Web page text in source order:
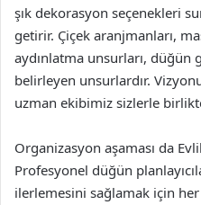
şık dekorasyon seçenekleri
getirir. Çiçek aranjmanları,
aydınlatma unsurları, düğün
belirleyen unsurlardır.
uzman ekibimiz sizlerle
Organizasyon aşaması da
Profesyonel düğün
ilerlemesini sağlamak için her